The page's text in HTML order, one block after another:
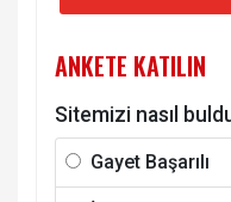
ANKETE KATILIN
Sitemizi nasıl
Gayet Başarılı